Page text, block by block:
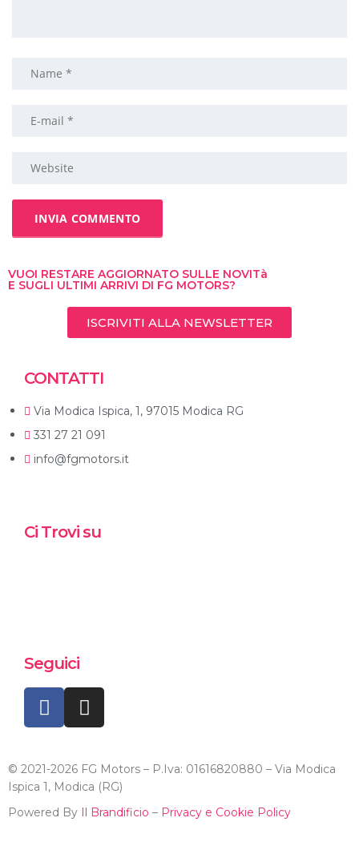
VUOI RESTARE AGGIORNATO SULLE NOVITà
E SUGLI ULTIMI ARRIVI DI FG MOTORS?
ISCRIVITI ALLA NEWSLETTER
CONTATTI
Via Modica Ispica, 1, 97015 Modica RG
331 27 21 091
info@fgmotors.it
Ci Trovi su
Seguici
© 2021-2026 FG Motors – P.Iva: 01616820880 – Via Modica
Ispica 1, Modica (RG)
Powered By Il Brandificio – Privacy e Cookie Policy